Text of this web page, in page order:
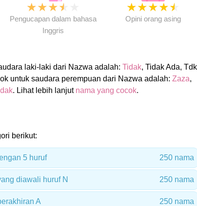
★★★★
Pengucapan dalam bahasa
Inggris
★★★★★
Opini orang asing
laki-laki dari Nazwa adalah: Tidak, Tidak Ada,
untuk saudara perempuan dari Nazwa adalah: Zaza,
. Lihat lebih lanjut nama yang cocok.
berikut:
5 huruf 250 nama
diawali huruf N 250 nama
A 250 nama